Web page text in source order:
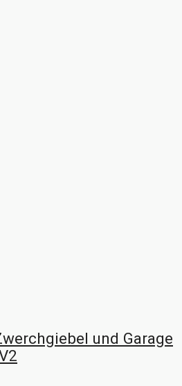
und Garage